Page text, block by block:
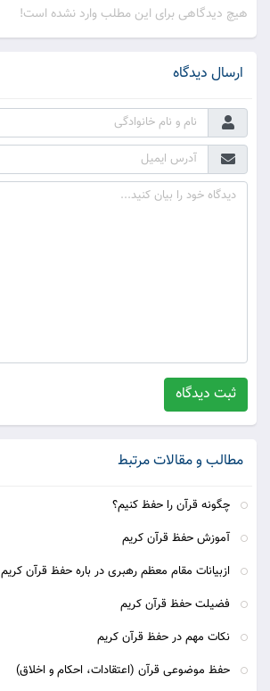
هیچ دیدگاهی برای این مطلب وارد نشده است!
ارسال دیدگاه
ثبت دیدگاه
مطالب و مقالات مرتبط
چگونه قرآن را حفظ كنيم؟
آموزش حفظ قرآن کریم
ازبیانات مقام معظم رهبری در باره حفظ قرآن کریم
فضیلت حفظ قرآن کریم
نکات مهم در حفظ قرآن کریم
حفظ موضوعی قرآن (اعتقادات، احکام و اخلاق)